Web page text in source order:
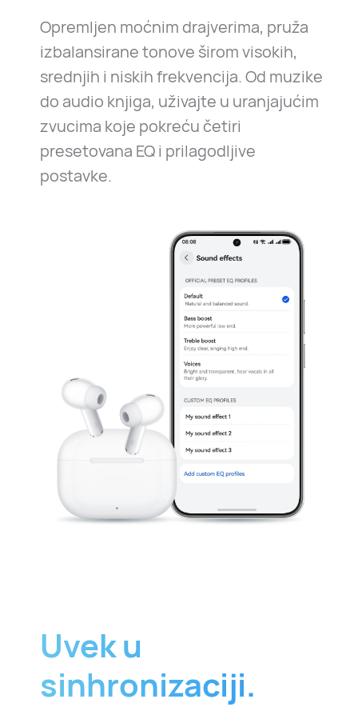
Opremljen moćnim drajverima, pruža
izbalansirane tonove širom visokih,
srednjih i niskih frekvencija. Od muzike
do audio knjiga, uživajte u uranjajućim
zvucima koje pokreću četiri
presetovana EQ i prilagodljive
postavke.
Uvek u
sinhronizaciji.